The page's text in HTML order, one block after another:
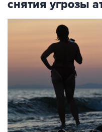
Архивное фото